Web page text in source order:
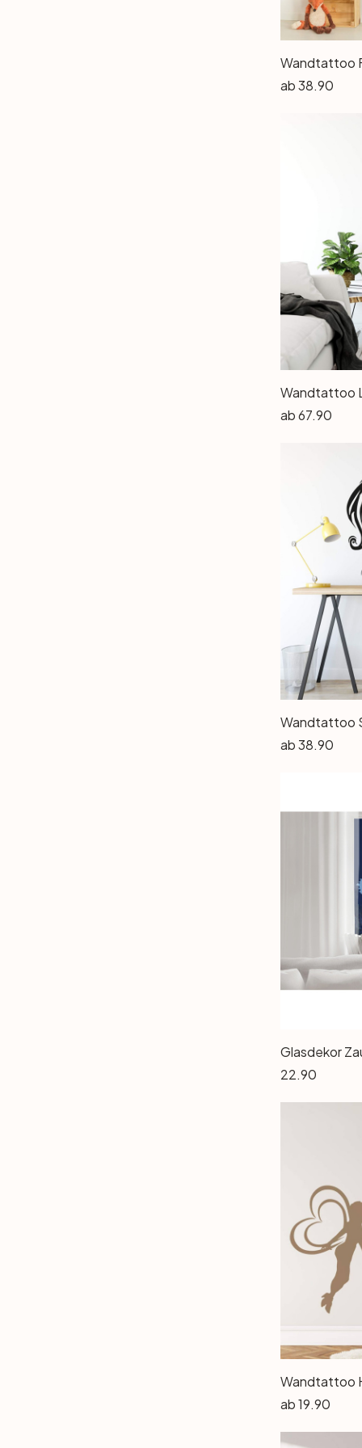
Wandtattoo
ab38.90
ab67.90
Wandtattoo
ab38.90
Glasdekor
22.90
Wandtattoo
ab19.90